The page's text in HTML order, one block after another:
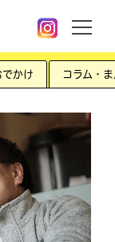
でかけ コラム・